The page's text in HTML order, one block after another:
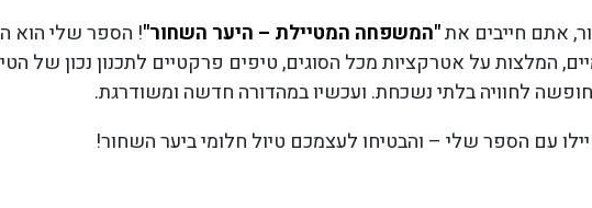
אתם חייבים את"המשפחה המטיילת – היער השחור"! הספר שלי הוא
המלצות על אטרקציות מכל הסוגים, טיפים פרקטיים לתכנון נכון של
לחוויה בלתי נשכחת. ועכשיו במהדורה חדשה ומשודרגת.
עם הספר שלי – והבטיחו לעצמכם טיול חלומי ביער השחור!